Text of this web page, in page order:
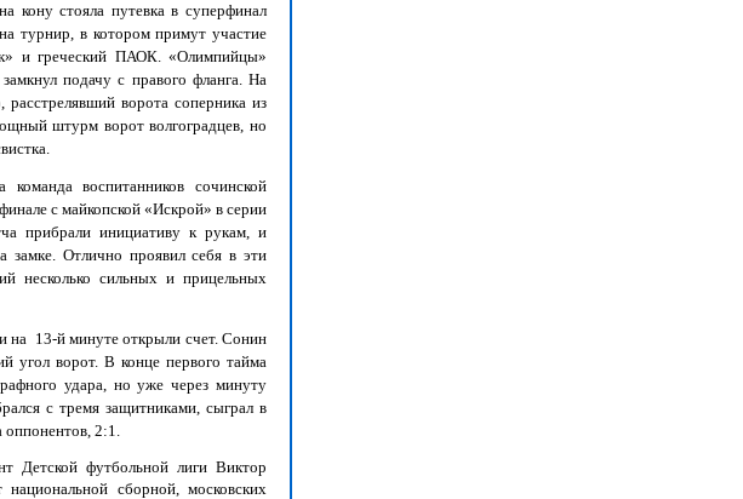
кону стояла путевка в суперфинал
турнир, в котором примут участие
и греческий ПАОК. «Олимпийцы»
подачу с правого фланга. На
ворота соперника из
штурм ворот волгоградцев, но
воспитанников сочинской
с майкопской «Искрой» в серии
прибрали инициативу к рукам, и
замке. Отлично проявил себя в эти
несколько сильных и прицельных
на 13-й минуте открыли счет. Сонин
угол ворот. В конце первого тайма
удара, но уже через минуту
с тремя защитниками, сыграл в
оппонентов, 2:1.
Детской футбольной лиги Виктор
сборной, московских